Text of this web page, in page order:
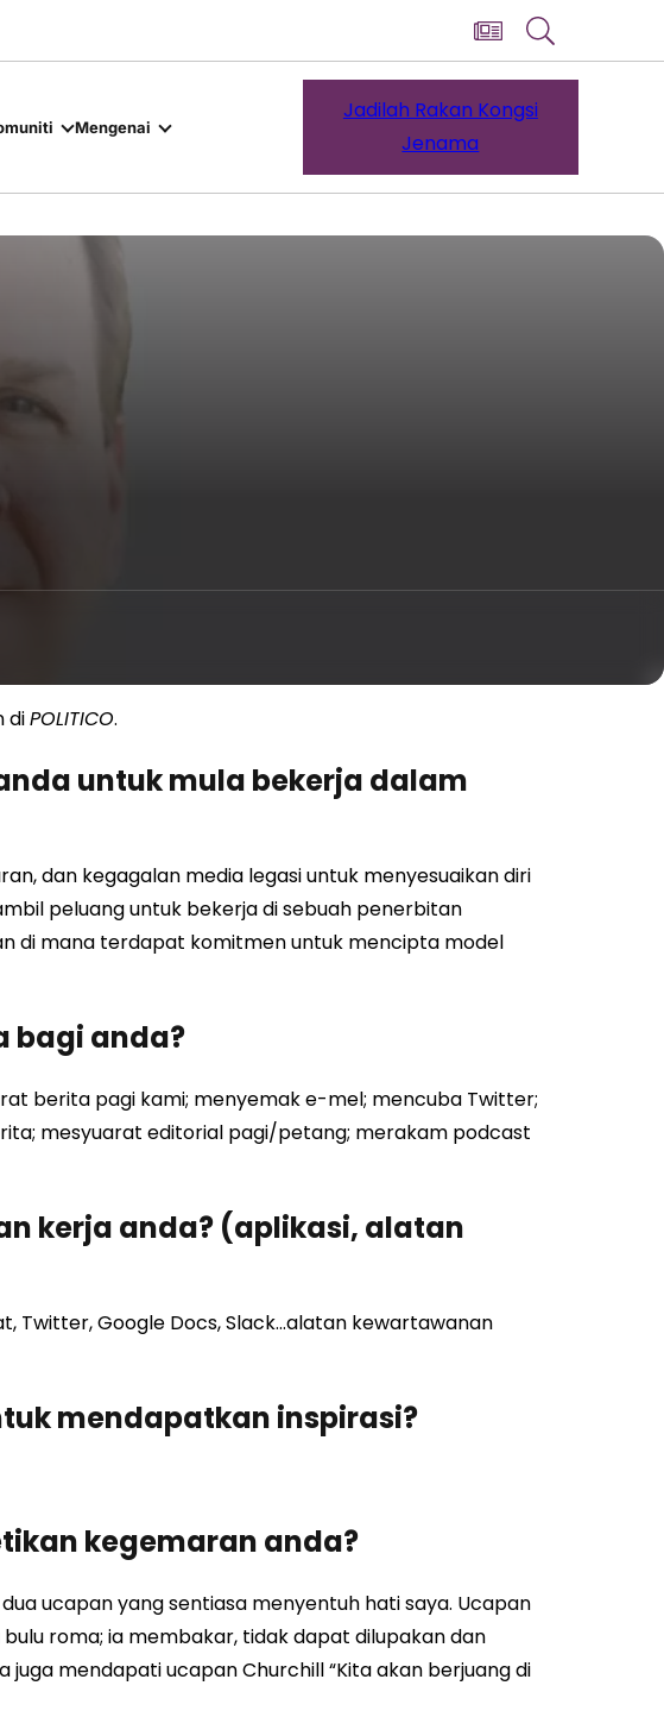
Mengenai
Jadilah Rakan Kongsi
Jenama
diPOLITICO.
untuk mula bekerja dalam
dan kegagalan media legasi untuk menyesuaikan diri
peluang untuk bekerja di sebuah penerbitan
di mana terdapat komitmen untuk mencipta model
bagi anda?
berita pagi kami; menyemak e-mel; mencuba Twitter;
mesyuarat editorial pagi/petang; merakam podcast
kerja anda? (aplikasi, alatan
Twitter, Google Docs, Slack…alatan kewartawanan
mendapatkan inspirasi?
kegemaran anda?
ucapan yang sentiasa menyentuh hati saya. Ucapan
roma; ia membakar, tidak dapat dilupakan dan
juga mendapati ucapan Churchill “Kita akan berjuang di